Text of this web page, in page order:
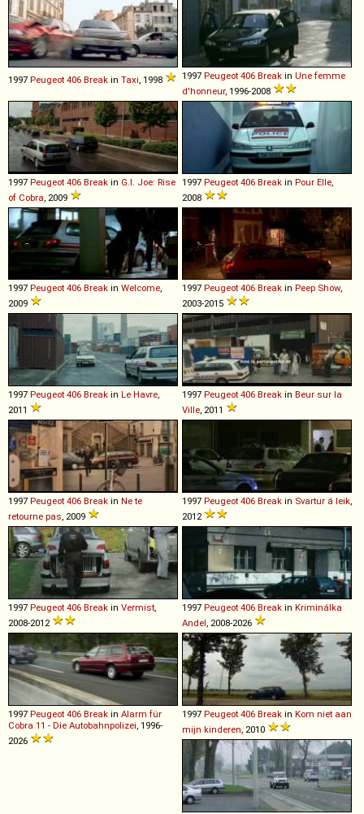
1997 Peugeot 406 Break in Taxi , 1998 1997 Peugeot 406 Break in Une femme
d'honneur, 1996-2008
1997 Peugeot 406 Break in G.I. Joe: Rise
of Cobra , 2009
1997 Peugeot 406 Break in Pour Elle
2008
1997 Peugeot 406 Break in Welcome,
2009
1997 Peugeot 406 Break in Peep Show,
2003-2015
1997 Peugeot 406 Break in Le Havre,
2011
1997 Peugeot 406 Break in Beur sur la
Ville, 2011
1997 Peugeot 406 Break in Ne te
retourne pas, 2009
1997 Peugeot 406 Break in Svartur á leik,
2012
1997 Peugeot 406 Break in Vermist,
2008-2012
1997 Peugeot 406 Break in Kriminálka
Andel, 2008-2026
1997 Peugeot 406 Break in Alarm für
Cobra 11 - Die Autobahnpolizei, 1996-
2026
1997 Peugeot 406 Break in Kom niet aan
mijn kinderen, 2010